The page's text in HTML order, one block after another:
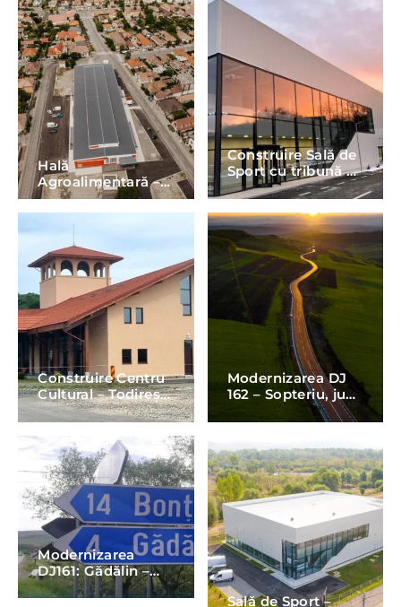
Hală
Agroalimentară –
Municipiul Reghin,
județul Mureș
Construire Sală de
Sport cu tribună –
180 locuri, comuna
Căianu Mic,
județul Bistrița-
Năsăud
Construire Centru
Cultural – Todirești,
jud Suceava
Modernizarea DJ
162 – Sopteriu, jud
Bistrița-Năsăud
Modernizarea
DJ161: Gădălin –
Bonțida – DN1C
Sală de Sport –